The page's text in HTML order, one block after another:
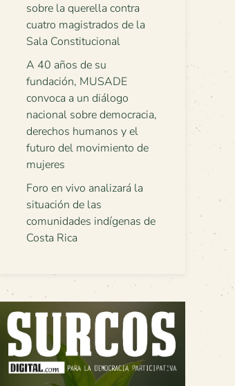
sobre la querella contra
cuatro magistrados de la
Sala Constitucional
A 40 años de su
fundación, MUSADE
convoca a un diálogo
nacional sobre democracia,
derechos humanos y el
futuro del movimiento de
mujeres
Foro en vivo analizará la
situación de las
comunidades indígenas de
Costa Rica